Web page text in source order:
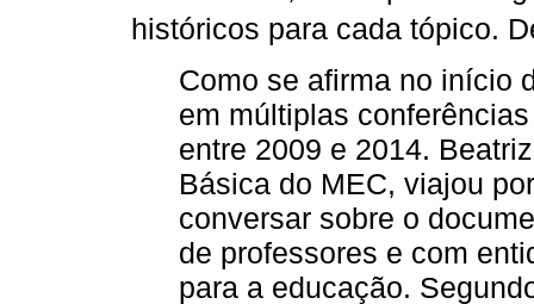
históricos para cada tópico.
Como se afirma no início
em múltiplas
entre 2009 e 2014.
Básica do MEC, viajou
conversar sobre o
de professores e com
para a educação.